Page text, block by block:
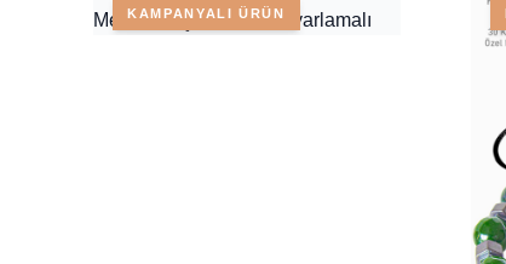
KAMPANYALI ÜRÜN